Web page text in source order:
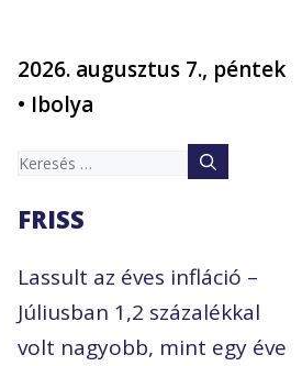
2026. augusztus 7., péntek
• Ibolya
Keresés:
FRISS
Lassult az éves infláció –
Júliusban 1,2 százalékkal
volt nagyobb, mint egy éve